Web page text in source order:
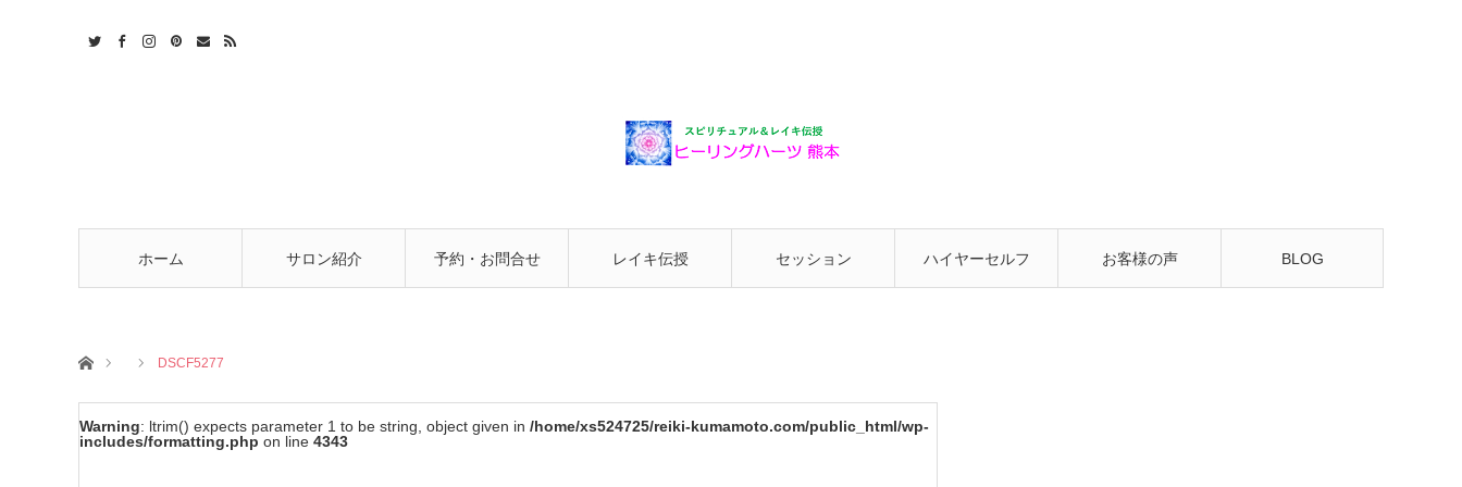
ホーム サロン紹介 予約・お問合せ レイキ伝授 セッション ハイヤーセルフ お客様の声 BLOG
ホーム DSCF5277
Warning: ltrim() expects parameter 1 to be string, object given in /home/xs524725/reiki-kumamoto.com/public_html/wp-
includes/formatting.php on line 4343